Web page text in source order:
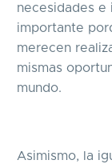
necesidades e
importante
merecen
mismas
mundo.
Asimismo, la